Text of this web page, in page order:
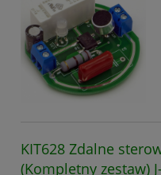
KIT628 Zdalne
(Kompletny zestaw)